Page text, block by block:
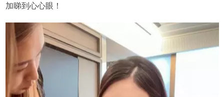
加睇到心心眼！